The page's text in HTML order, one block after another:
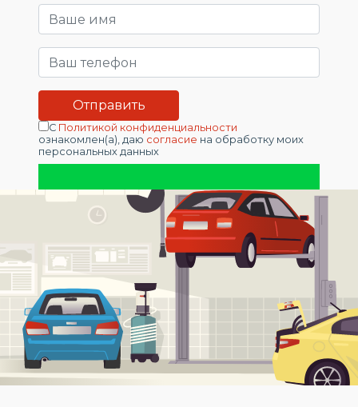
С Политикой конфиденциальности
ознакомлен(а), даю согласие на обработку моих
персональных данных